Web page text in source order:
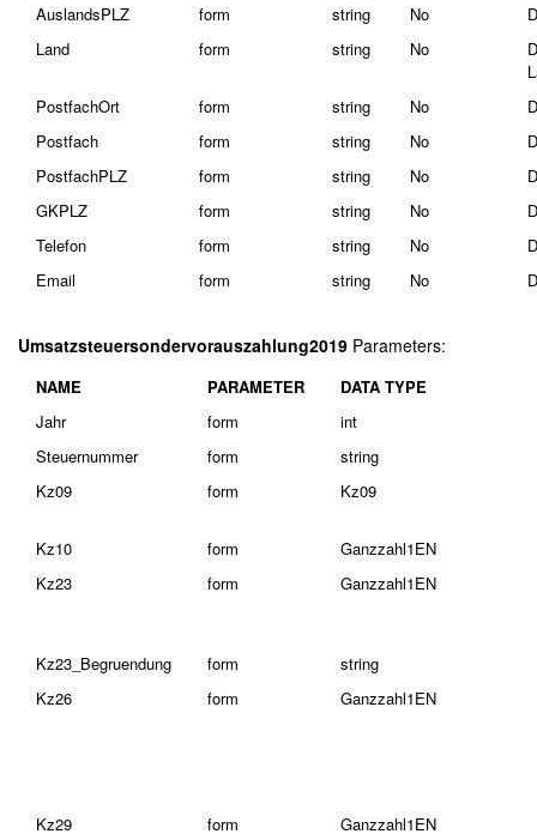
AuslandsPLZ
form string No
Land
form string No
PostfachOrt
form string No
Postfach
form string No
PostfachPLZ
form string No
GKPLZ
form string No
Telefon
form string No
Email
form string No
Umsatzsteuersondervorauszahlung2019 Parameters:
NAME PARAMETER
DATA TYPE
Jahr
form
int
Steuernummer
form
string
Kz09
form Kz09
Kz10 form
Ganzzahl1EN
Kz23
form Ganzzahl1EN
Kz23_Begruendung form
string
Kz26
form Ganzzahl1EN
Kz29 form Ganzzahl1EN